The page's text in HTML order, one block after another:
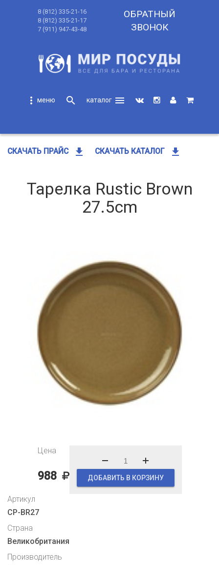
8 (812) 335-21-16
8 (812) 335-21-17
7 (911) 947-43-48
ОБРАТНЫЙ
ЗВОНОК
more_vert search
menu
СКАЧАТЬ ПРАЙС get_app СКАЧАТЬ КАТАЛОГ get_app
Тарелка Rustic Brown
27.5cm
Цена
988 ДОБАВИТЬ В КОРЗИНУ
Артикул
CP-BR27
Страна
Великобритания
Производитель